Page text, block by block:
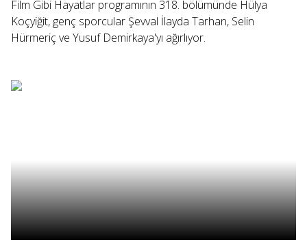
Film Gibi Hayatlar programının 318. bölümünde Hülya
Koçyiğit, genç sporcular Şevval İlayda Tarhan, Selin
Hürmeriç ve Yusuf Demirkaya'yı ağırlıyor.